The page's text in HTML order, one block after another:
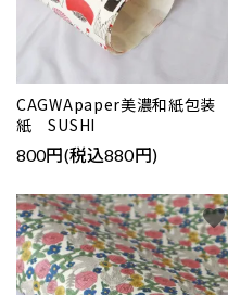
CAGWApaper美濃和紙包装
紙 SUSHI
800円(税込880円)
favorite